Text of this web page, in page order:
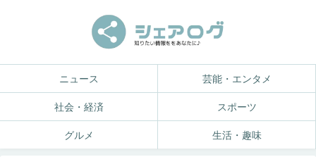
ニュース 芸能・エンタメ
社会・経済 スポーツ
グルメ 生活・趣味